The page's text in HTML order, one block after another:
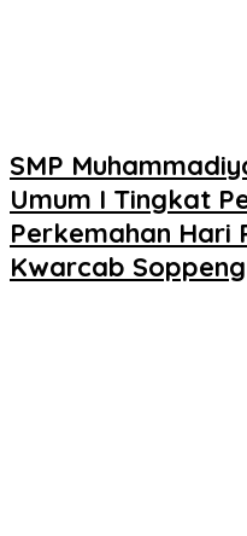
SMP
Umum I Tingkat
Perkemahan Hari
Kwarcab Soppeng